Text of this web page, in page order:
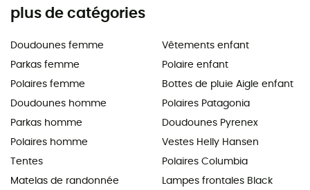
plus de catégories
Doudounes femme
Parkas femme
Polaires femme
Doudounes homme
Parkas homme
Polaires homme
Tentes
Matelas de randonnée
Vêtements enfant
Polaire enfant
Bottes de pluie Aigle enfant
Polaires Patagonia
Doudounes Pyrenex
Vestes Helly Hansen
Polaires Columbia
Lampes frontales Black